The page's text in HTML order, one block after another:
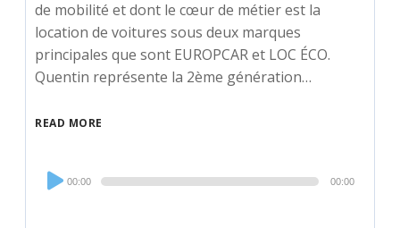
de mobilité et dont le cœur de métier est la
location de voitures sous deux marques
principales que sont EUROPCAR et LOC ÉCO.
Quentin représente la 2ème génération…
READ MORE
Audio
Player
00:00 00:00